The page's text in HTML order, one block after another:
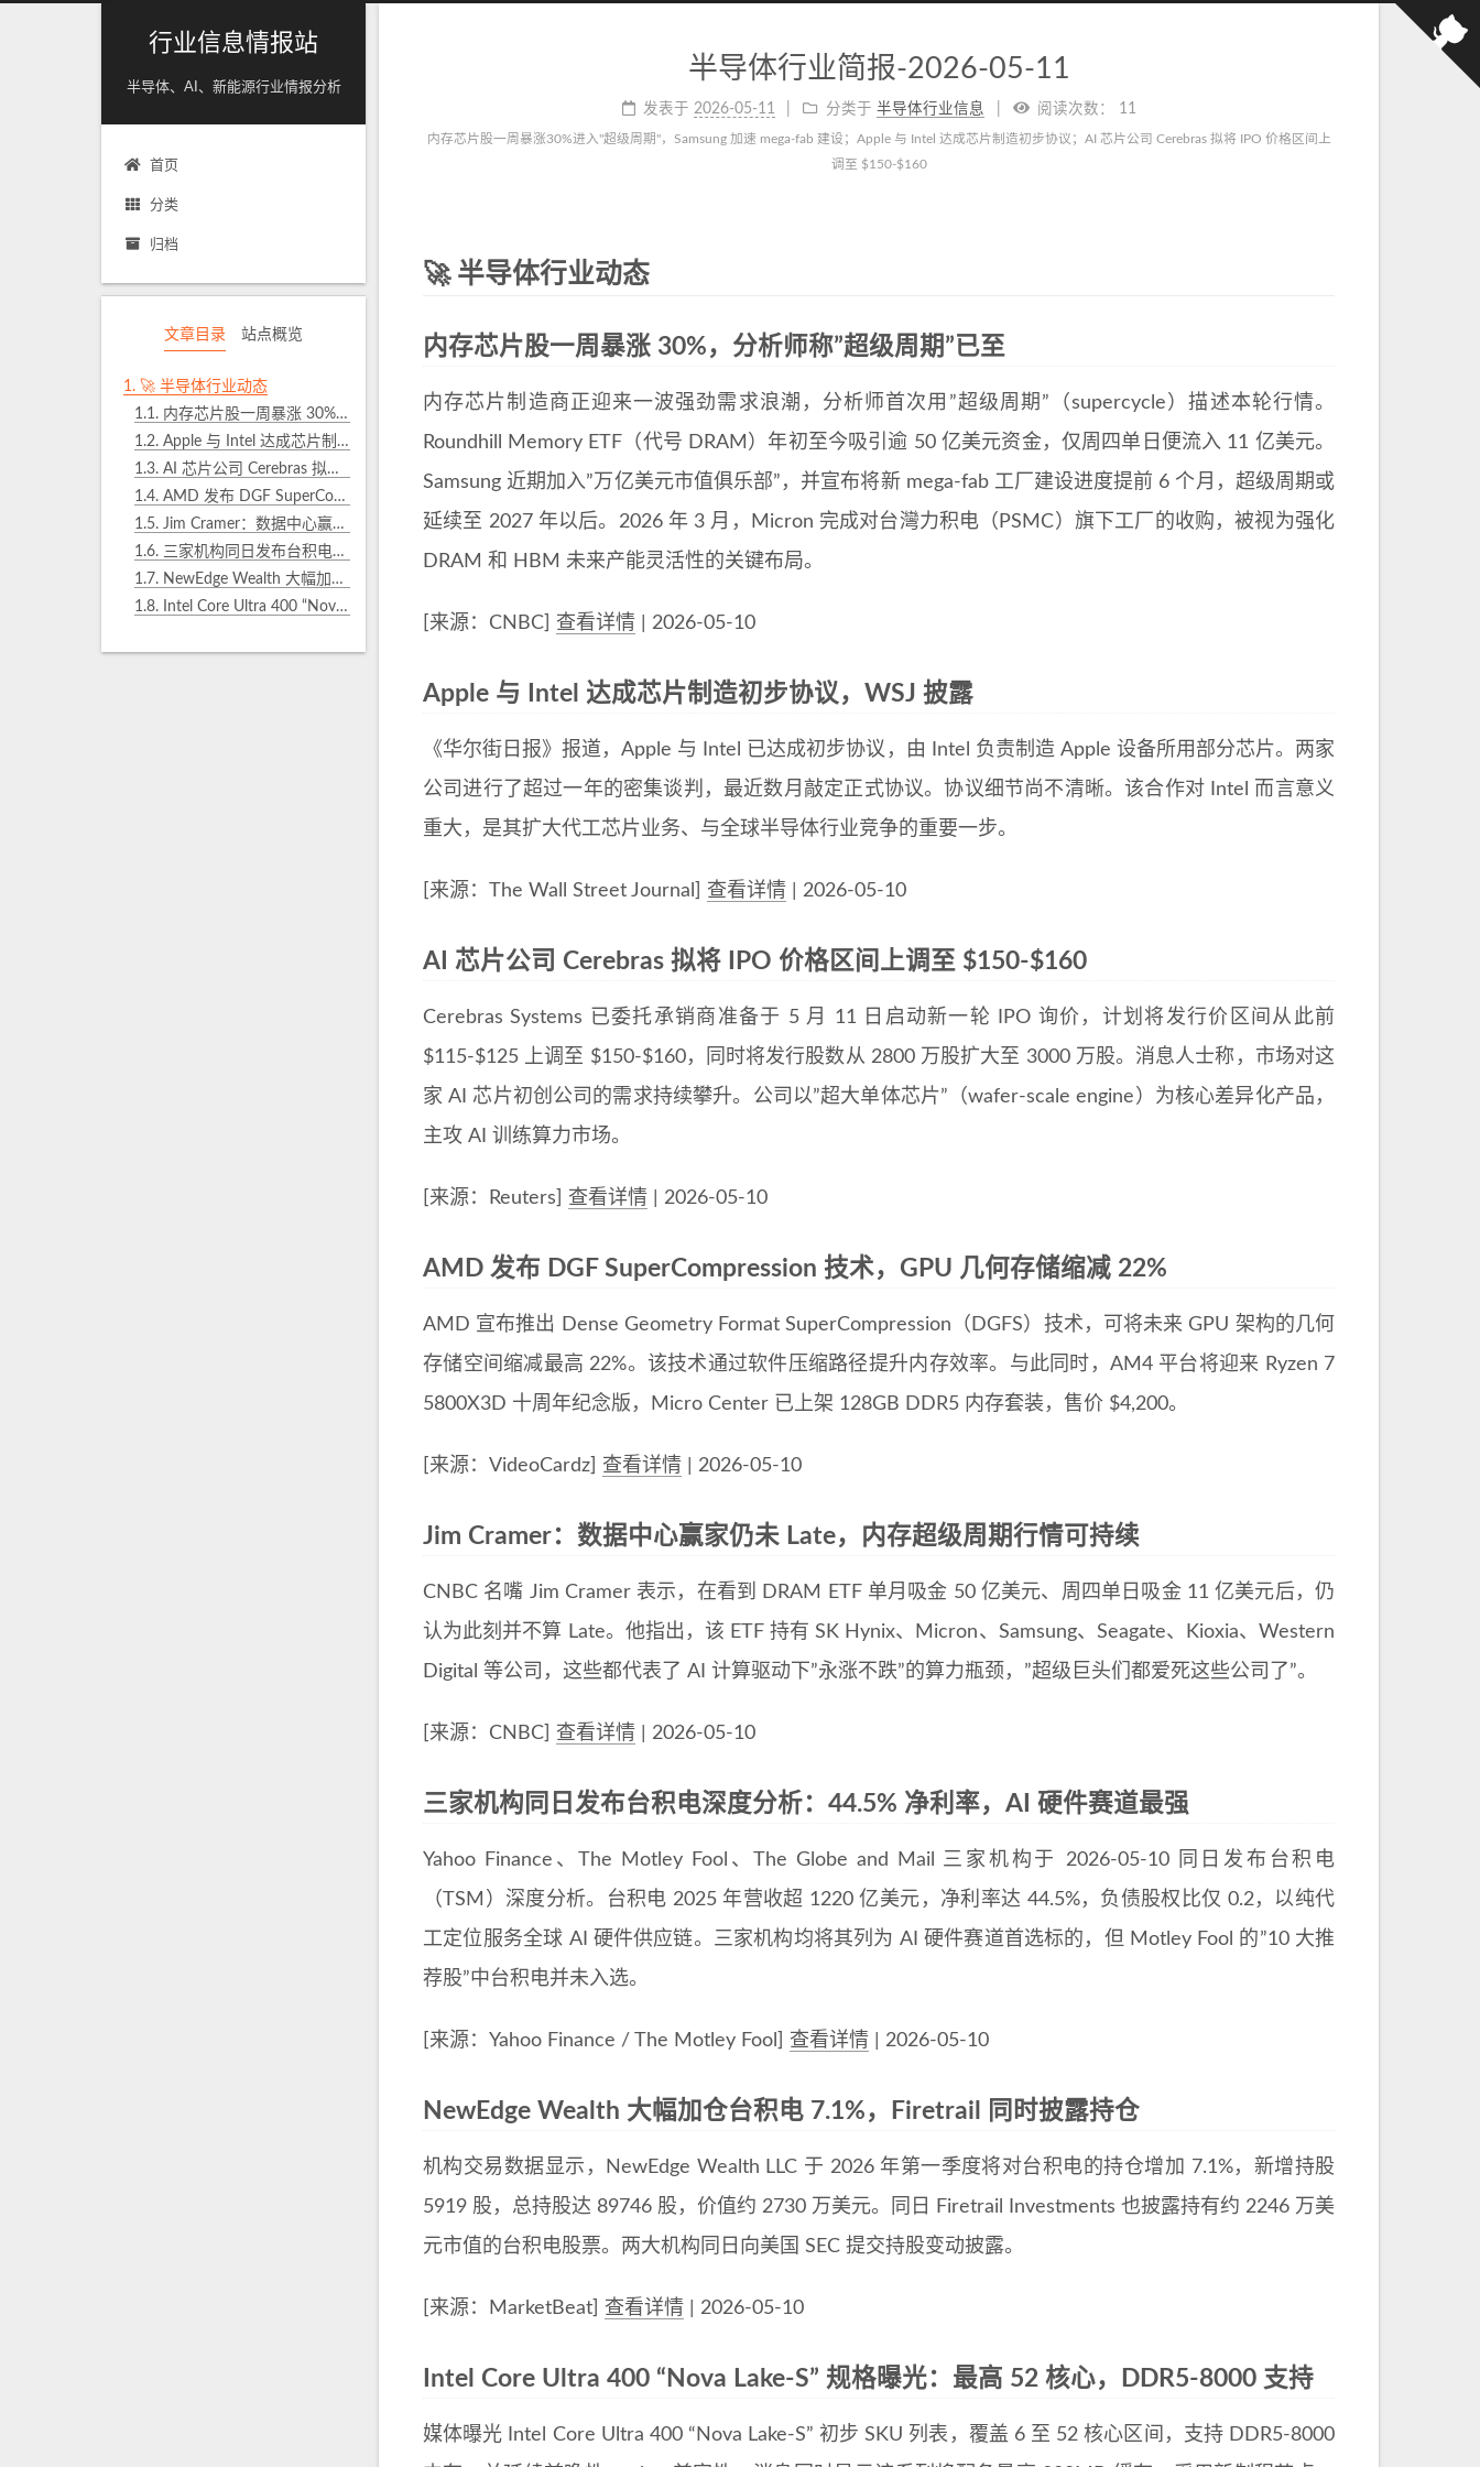
行业信息情报站
半导体、AI、新能源行业情报分析
首页
分类
归档
半导体行业简报-2026-05-11
发表于 2026-05-11 分类于 半导体行业信息 阅读次数： 11
内存芯片股一周暴涨30%进入"超级周期"，Samsung 加速 mega-fab 建设；Apple 与 Intel 达成芯片制造初步协议；AI 芯片公司 Cerebras 拟将 IPO 价格区间上
调至 $150-$160
🚀 半导体行业动态
内存芯片股一周暴涨 30%，分析师称”超级周期”已至
内存芯片制造商正迎来一波强劲需求浪潮，分析师首次用”超级周期”（supercycle）描述本轮行情。
Roundhill Memory ETF（代号 DRAM）年初至今吸引逾 50 亿美元资金，仅周四单日便流入 11 亿美元。
Samsung 近期加入”万亿美元市值俱乐部”，并宣布将新 mega-fab 工厂建设进度提前 6 个月，超级周期或
延续至 2027 年以后。2026 年 3 月，Micron 完成对台灣力积电（PSMC）旗下工厂的收购，被视为强化
DRAM 和 HBM 未来产能灵活性的关键布局。
[来源：CNBC] 查看详情 | 2026-05-10
Apple 与 Intel 达成芯片制造初步协议，WSJ 披露
《华尔街日报》报道，Apple 与 Intel 已达成初步协议，由 Intel 负责制造 Apple 设备所用部分芯片。两家
公司进行了超过一年的密集谈判，最近数月敲定正式协议。协议细节尚不清晰。该合作对 Intel 而言意义
重大，是其扩大代工芯片业务、与全球半导体行业竞争的重要一步。
[来源：The Wall Street Journal] 查看详情 | 2026-05-10
AI 芯片公司 Cerebras 拟将 IPO 价格区间上调至 $150-$160
Cerebras Systems 已委托承销商准备于 5 月 11 日启动新一轮 IPO 询价，计划将发行价区间从此前
$115-$125 上调至 $150-$160，同时将发行股数从 2800 万股扩大至 3000 万股。消息人士称，市场对这
家 AI 芯片初创公司的需求持续攀升。公司以”超大单体芯片”（wafer-scale engine）为核心差异化产品，
主攻 AI 训练算力市场。
[来源：Reuters] 查看详情 | 2026-05-10
AMD 发布 DGF SuperCompression 技术，GPU 几何存储缩减 22%
AMD 宣布推出 Dense Geometry Format SuperCompression（DGFS）技术，可将未来 GPU 架构的几何
存储空间缩减最高 22%。该技术通过软件压缩路径提升内存效率。与此同时，AM4 平台将迎来 Ryzen 7
5800X3D 十周年纪念版，Micro Center 已上架 128GB DDR5 内存套装，售价 $4,200。
[来源：VideoCardz] 查看详情 | 2026-05-10
Jim Cramer：数据中心赢家仍未 Late，内存超级周期行情可持续
CNBC 名嘴 Jim Cramer 表示，在看到 DRAM ETF 单月吸金 50 亿美元、周四单日吸金 11 亿美元后，仍
认为此刻并不算 Late。他指出，该 ETF 持有 SK Hynix、Micron、Samsung、Seagate、Kioxia、Western
Digital 等公司，这些都代表了 AI 计算驱动下”永涨不跌”的算力瓶颈，”超级巨头们都爱死这些公司了”。
[来源：CNBC] 查看详情 | 2026-05-10
三家机构同日发布台积电深度分析：44.5% 净利率，AI 硬件赛道最强
Yahoo Finance、The Motley Fool、The Globe and Mail 三家机构于 2026-05-10 同日发布台积电
（TSM）深度分析。台积电 2025 年营收超 1220 亿美元，净利率达 44.5%，负债股权比仅 0.2，以纯代
工定位服务全球 AI 硬件供应链。三家机构均将其列为 AI 硬件赛道首选标的，但 Motley Fool 的”10 大推
荐股”中台积电并未入选。
[来源：Yahoo Finance / The Motley Fool] 查看详情 | 2026-05-10
NewEdge Wealth 大幅加仓台积电 7.1%，Firetrail 同时披露持仓
机构交易数据显示，NewEdge Wealth LLC 于 2026 年第一季度将对台积电的持仓增加 7.1%，新增持股
5919 股，总持股达 89746 股，价值约 2730 万美元。同日 Firetrail Investments 也披露持有约 2246 万美
元市值的台积电股票。两大机构同日向美国 SEC 提交持股变动披露。
[来源：MarketBeat] 查看详情 | 2026-05-10
Intel Core Ultra 400 “Nova Lake-S” 规格曝光：最高 52 核心，DDR5-8000 支持
媒体曝光 Intel Core Ultra 400 “Nova Lake-S” 初步 SKU 列表，覆盖 6 至 52 核心区间，支持 DDR5-8000
文章目录 站点概览
1. 🚀 半导体行业动态
1.1. 内存芯片股一周暴涨 30%，分析师称”超级周期”已至
1.2. Apple 与 Intel 达成芯片制造初步协议，WSJ 披露
1.3. AI 芯片公司 Cerebras 拟将 IPO 价格区间上调至 $150-$160
1.4. AMD 发布 DGF SuperCompression 技术，GPU 几何存储缩减 22%
1.5. Jim Cramer：数据中心赢家仍未 Late，内存超级周期行情可持续
1.6. 三家机构同日发布台积电深度分析：44.5% 净利率，AI 硬件赛道最强
1.7. NewEdge Wealth 大幅加仓台积电 7.1%，Firetrail 同时披露持仓
1.8.
Intel Core Ultra 400 “Nova Lake-S” 规格曝光：最高 52 核心，DDR5-8000 支持